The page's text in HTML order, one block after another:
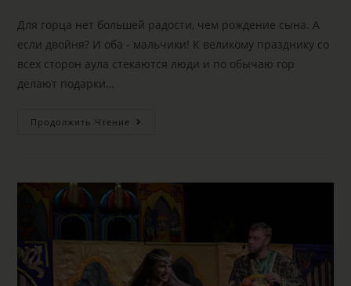
Для горца нет большей радости, чем рождение сына. А
если двойня? И оба - мальчики! К великому празднику со
всех сторон аула стекаются люди и по обычаю гор
делают подарки…
Продолжить Чтение